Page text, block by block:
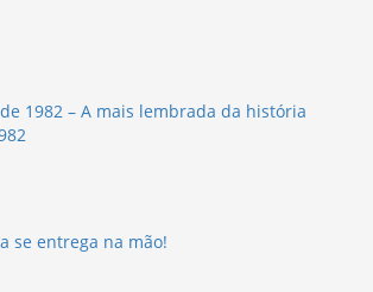
1982 – A mais lembrada da história
se entrega na mão!